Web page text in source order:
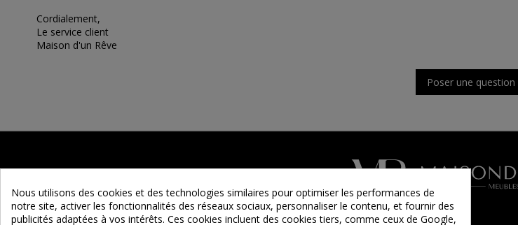
Cordialement,
Le service client
Maison d'un Rêve
Poser une question
Nous utilisons des cookies et des technologies similaires pour optimiser les performances de
notre site, activer les fonctionnalités des réseaux sociaux, personnaliser le contenu, et fournir des
publicités adaptées à vos intérêts. Ces cookies incluent des cookies tiers, comme ceux de Google,